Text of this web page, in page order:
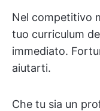
Nel competitivo
tuo curriculum
immediato.
aiutarti.
Che tu sia un